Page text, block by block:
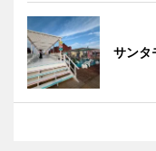
サンタ